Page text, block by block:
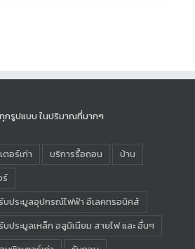
กรูปแบบ ในปริมาณที่มากๆ
อร์เก่า บริการรื้อถอน
บ้าน
ร์
ประมูลอุปกรณ์ไฟฟ้า อีเลคทรอนิคส์
ประมูลเหล็ก อลูมิเนียม สายไฟ และ อื่นๆ